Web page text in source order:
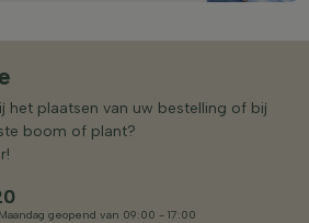
het plaatsen van uw bestelling of bij
boom of plant?
geopend van 09:00 - 17:00